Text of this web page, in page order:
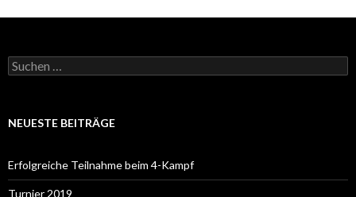
S
u
e
c
h
:
NEUESTE BEITRÄGE
Erfolgreiche Teilnahme beim 4-Kampf
Turnier 2019